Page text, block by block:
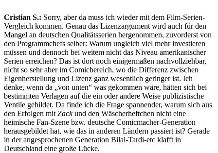
Cristian S.: Sorry, aber da muss ich wieder mit dem Film-Serien-
Vergleich kommen. Genau das Lizenzargument wird auch für den
Mangel an deutschen Qualitätsserien hergenommen, zuvorderst von
den Programmchefs selber: Warum ungleich viel mehr investieren
müssen und dennoch bei weitem nicht das Niveau amerikanischer
Serien erreichen? Das ist dort noch einigermaßen nachvollziehbar,
nicht so sehr aber im Comicbereich, wo die Differenz zwischen
Eigenherstellung und Lizenz ganz wesentlich geringer ist. Ich
denke, wenn da „von unten“ was gekommen wäre, hätten sich bei
bestimmten Verlagen auf die ein oder andere Weise publizistische
Ventile gebildet. Da finde ich die Frage spannender, warum sich aus
den Erfolgen mit Zackund den Wäscherheftchen nicht eine
heimische Fan-Szene bzw. deutsche Comicmacher-Generation
herausgebildet hat, wie das in anderen Ländern passiert ist? Gerade
in der angesprochenen Generation Bilal-Tardi-etc klafft in
Deutschland eine große Lücke.